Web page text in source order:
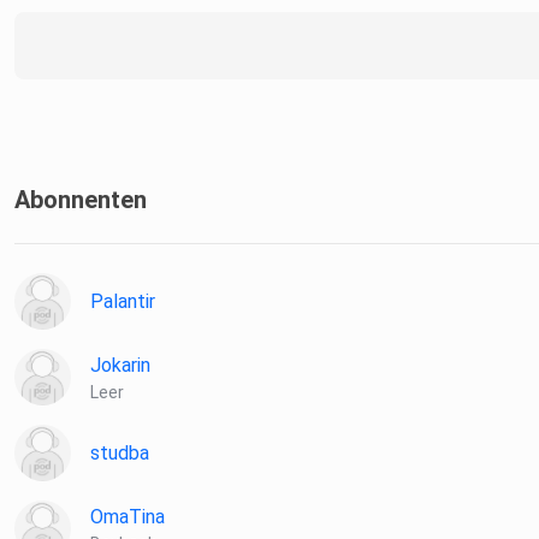
Abonnenten
Palantir
Jokarin
Leer
studba
OmaTina